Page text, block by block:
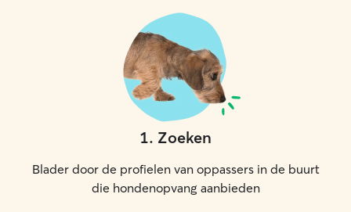
1. Zoeken
Blader door de profielen van oppassers in de buurt
die hondenopvang aanbieden